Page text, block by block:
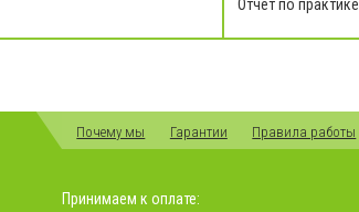
Отчет по практике
Почему мы Гарантии Правила работы
Принимаем к оплате: